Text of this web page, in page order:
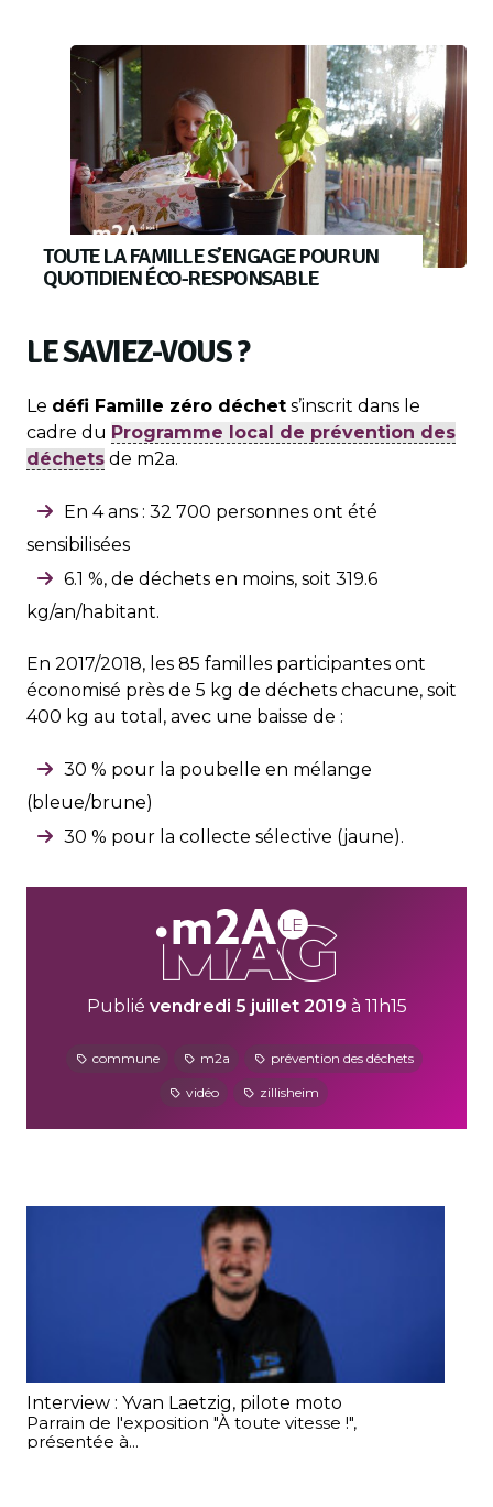
TOUTE LA FAMILLE S’ENGAGE POUR UN
QUOTIDIEN ÉCO-RESPONSABLE
LE SAVIEZ-VOUS ?
Le défi Famille zéro déchet s’inscrit dans le
cadre du Programme local de prévention des
déchets de m2a.
En 4 ans : 32 700 personnes ont été
sensibilisées
6.1 %, de déchets en moins, soit 319.6
kg/an/habitant.
En 2017/2018, les 85 familles participantes ont
économisé près de 5 kg de déchets chacune, soit
400 kg au total, avec une baisse de :
30 % pour la poubelle en mélange
(bleue/brune)
30 % pour la collecte sélective (jaune).
Publié vendredi 5 juillet 2019 à 11h15
commune m2a prévention des déchets
vidéo zillisheim
Interview : Yvan Laetzig, pilote moto
Parrain de l'exposition "À toute vitesse !",
présentée à...